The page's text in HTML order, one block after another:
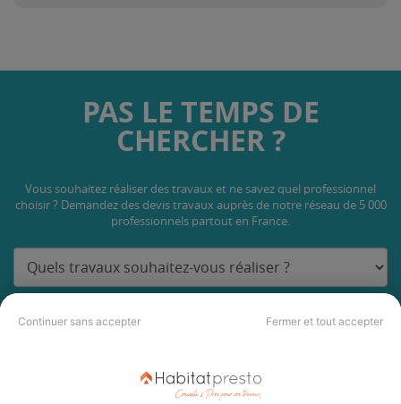
Continuer sans accepter Fermer et tout accepter
PAS LE TEMPS DE
CHERCHER ?
Vous souhaitez réaliser des travaux et ne savez quel professionnel
choisir ? Demandez des devis travaux auprès de notre réseau de 5 000
professionnels partout en France.